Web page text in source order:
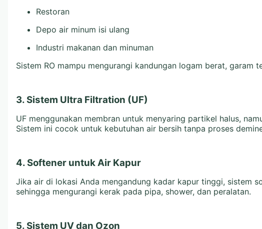
Restoran
Depo air minum isi ulang
Industri makanan dan minuman
Sistem RO mampu mengurangi kandungan logam berat, garam
3. Sistem Ultra Filtration (UF)
UF menggunakan membran untuk menyaring partikel halus,
Sistem ini cocok untuk kebutuhan air bersih tanpa proses
4. Softener untuk Air Kapur
Jika air di lokasi Anda mengandung kadar kapur tinggi, sistem
sehingga mengurangi kerak pada pipa, shower, dan peralatan.
5. Sistem UV dan Ozon